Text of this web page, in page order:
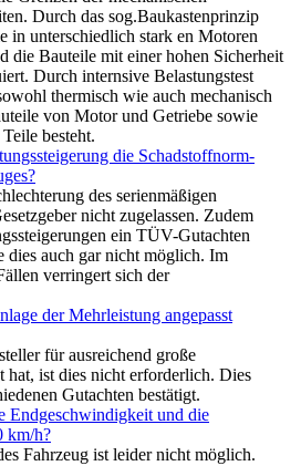
Durch das sog.Baukastenprinzip
in unterschiedlich stark en Motoren
die Bauteile mit einer hohen Sicherheit
Durch internsive Belastungstest
thermisch wie auch mechanisch
von Motor und Getriebe sowie
besteht.
die Schadstoffnorm-
des serienmäßigen
nicht zugelassen. Zudem
ein TÜV-Gutachten
dies auch gar nicht möglich. Im
verringert sich der
der Mehrleistung angepasst
für ausreichend große
hat, ist dies nicht erforderlich. Dies
Gutachten bestätigt.
Endgeschwindigkeit und die
km/h?
Fahrzeug ist leider nicht möglich.